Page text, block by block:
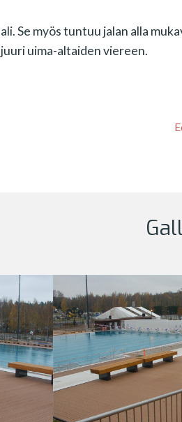
Se myös tuntuu jalan alla
uima-altaiden viereen.